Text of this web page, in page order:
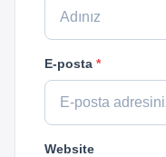
E-posta *
Website